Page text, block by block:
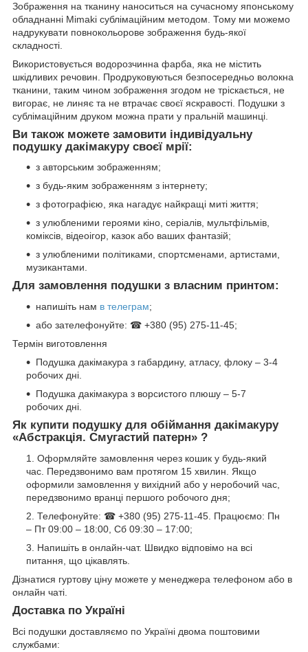
Зображення на тканину наноситься на сучасному японському
обладнанні Mimaki сублімаційним методом. Тому ми можемо
надрукувати повнокольорове зображення будь-якої
складності.
Використовується водорозчинна фарба, яка не містить
шкідливих речовин. Продруковуються безпосередньо волокна
тканини, таким чином зображення згодом не тріскається, не
вигорає, не линяє та не втрачає своєї яскравості. Подушки з
сублімаційним друком можна прати у пральній машинці.
Ви також можете замовити індивідуальну
подушку дакімакуру своєї мрії:
з авторським зображенням;
з будь-яким зображенням з інтернету;
з фотографією, яка нагадує найкращі миті життя;
з улюбленими героями кіно, серіалів, мультфільмів,
коміксів, відеоігор, казок або ваших фантазій;
з улюбленими політиками, спортсменами, артистами,
музикантами.
Для замовлення подушки з власним принтом:
напишіть нам в телеграм;
або зателефонуйте: ☎ +380 (95) 275-11-45;
Термін виготовлення
Подушка дакімакура з габардину, атласу, флоку – 3-4
робочих дні.
Подушка дакімакура з ворсистого плюшу – 5-7
робочих дні.
Як купити подушку для обіймання дакімакуру
«Абстракція. Смугастий патерн» ?
Оформляйте замовлення через кошик у будь-який
час. Передзвонимо вам протягом 15 хвилин. Якщо
оформили замовлення у вихідний або у неробочий час,
передзвонимо вранці першого робочого дня;
Телефонуйте: ☎ +380 (95) 275-11-45. Працюємо: Пн
– Пт 09:00 – 18:00, Сб 09:30 – 17:00;
Напишіть в онлайн-чат. Швидко відповімо на всі
питання, що цікавлять.
Дізнатися гуртову ціну можете у менеджера телефоном або в
онлайн чаті.
Доставка по Україні
Всі подушки доставляємо по Україні двома поштовими
службами: